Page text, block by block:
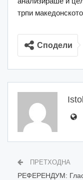
трпи
Сподели
ПРЕТХОДНА
РЕФЕРЕНДУМ: